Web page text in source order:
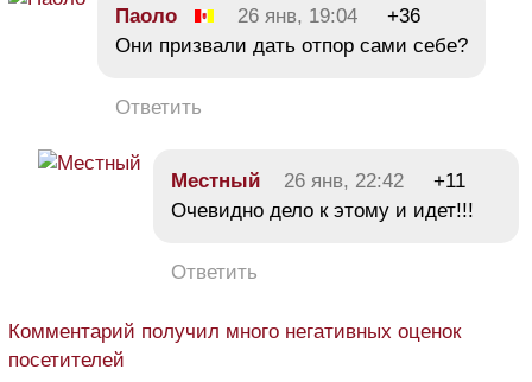
Паоло 26 янв, 19:04
+36
Они призвали дать отпор сами себе?
Ответить
Местный 26 янв, 22:42
+11
Очевидно дело к этому и идет!!!
Ответить
Комментарий получил много негативных оценок
посетителей